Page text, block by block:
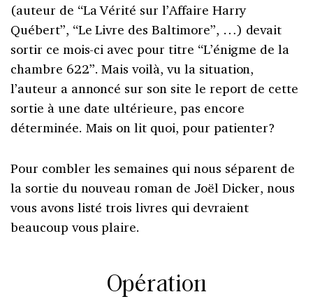
(auteur de “La Vérité sur l’Affaire Harry
Québert”, “Le Livre des Baltimore”, …) devait
sortir ce mois-ci avec pour titre “L’énigme de la
chambre 622”. Mais voilà, vu la situation,
l’auteur a annoncé sur son site le report de cette
sortie à une date ultérieure, pas encore
déterminée. Mais on lit quoi, pour patienter?
Pour combler les semaines qui nous séparent de
la sortie du nouveau roman de Joël Dicker, nous
vous avons listé trois livres qui devraient
beaucoup vous plaire.
Opération